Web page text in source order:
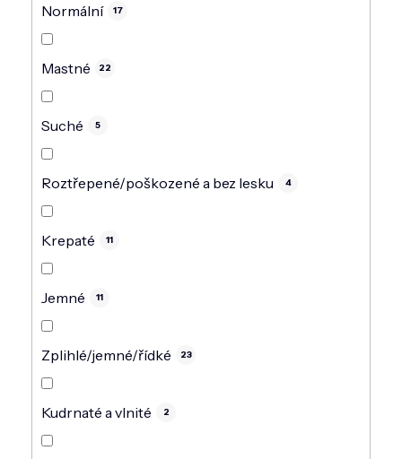
Normální 17
Mastné 22
Suché 5
Roztřepené/poškozené a bez lesku 4
Krepaté 11
Jemné 11
Zplihlé/jemné/řídké 23
Kudrnaté a vlnité 2